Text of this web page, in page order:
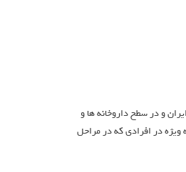
و در سطح داروخانه ها و
در افرادی که در مراحل